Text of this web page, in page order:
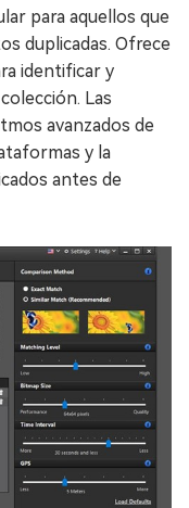
para aquellos que
duplicadas. Ofrece
identificar y
Las
avanzados de
y la
antes de